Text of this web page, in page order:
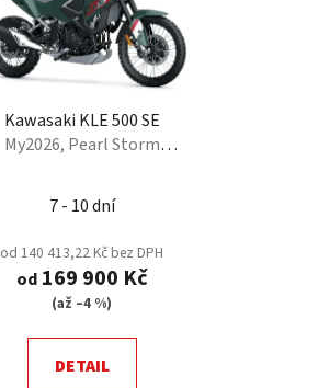
Kawasaki KLE 500 SE
My2026, Pearl Storm
7 - 10 dní
od 140 413,22 Kč bez DPH
od169 900 Kč
(až –4 %)
DETAIL